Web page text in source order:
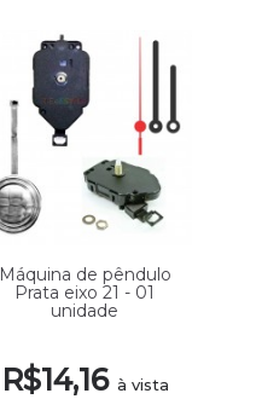
Máquina de pêndulo
Prata eixo 21 - 01
unidade
R$14,16 à vista